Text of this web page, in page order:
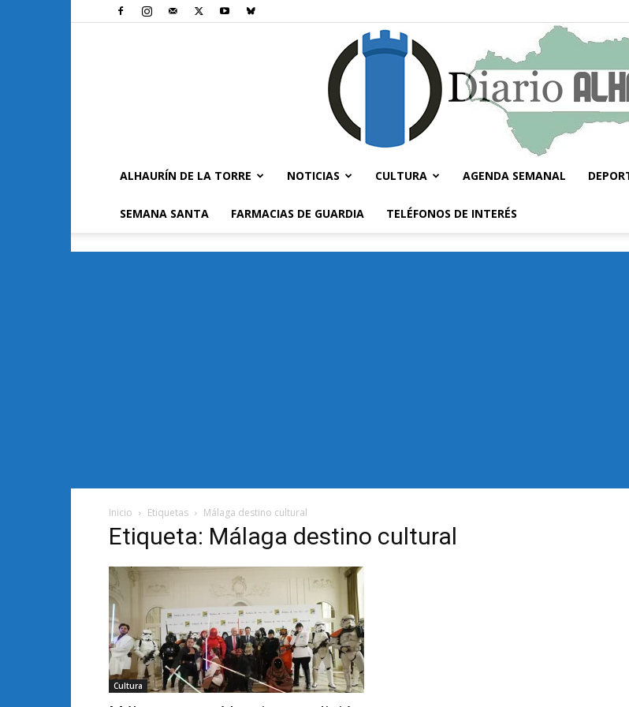
ALHAURÍN DE LA TORRE NOTICIAS CULTURA AGENDA SEMANAL
SEMANA SANTA FARMACIAS DE GUARDIA TELÉFONOS DE INTERÉS
Inicio Etiquetas Málaga destino cultural
Etiqueta: Málaga destino cultural
Cultura